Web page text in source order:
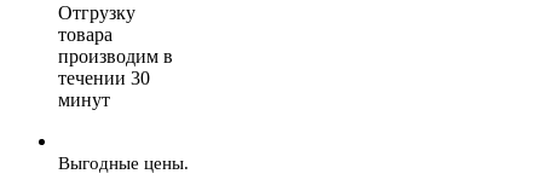
Отгрузку
товара
производим в
течении 30
минут
Выгодные цены.